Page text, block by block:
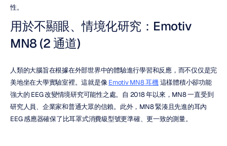
性。
用於不顯眼、情境化研究：Emotiv
MN8 (2 通道)
人類的大腦旨在根據在外部世界中的體驗進行學習和反應，而不仅仅是完
美地坐在大學實驗室裡。這就是像 Emotiv MN8 耳機 這樣體積小卻功能
強大的 EEG 改變情境研究可能性之處。自 2018 年以來，MN8 一直受到
研究人員、企業家和普通大眾的信賴。此外，MN8 緊湊且先進的耳內
EEG 感應器確保了比耳罩式消費級型號更準確、更一致的測量。